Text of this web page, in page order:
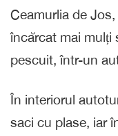
Ceamurlia de
încărcat mai mulți
pescuit, într-un
În interiorul
saci cu plase, iar